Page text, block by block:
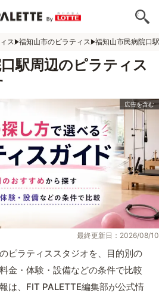
ス 福知山市のピラティス 福知山市民病院口
駅周辺のピラティス
最終更新日：2026/08/10
ピラティススタジオを、目的別の
金・体験・設備などの条件で比較
は、FIT PALETTE編集部が公式情